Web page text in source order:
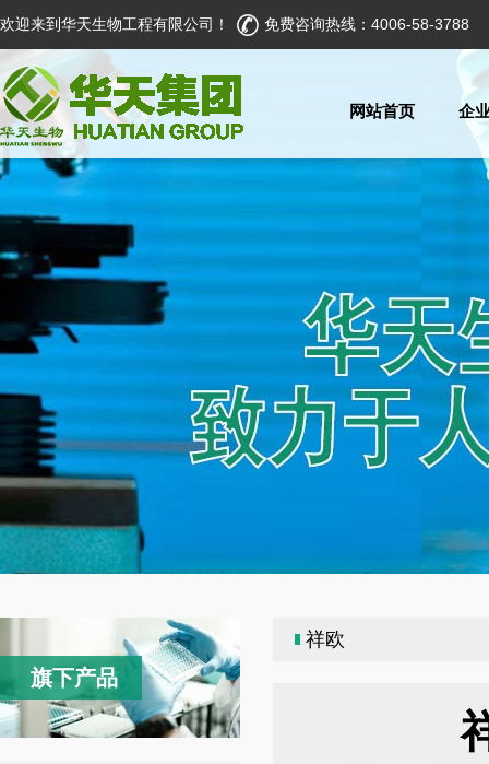
欢迎来到华天生物工程有限公司！ 免费咨询热线：4006-58-3788
网站首页 企
旗下产品
祥欧